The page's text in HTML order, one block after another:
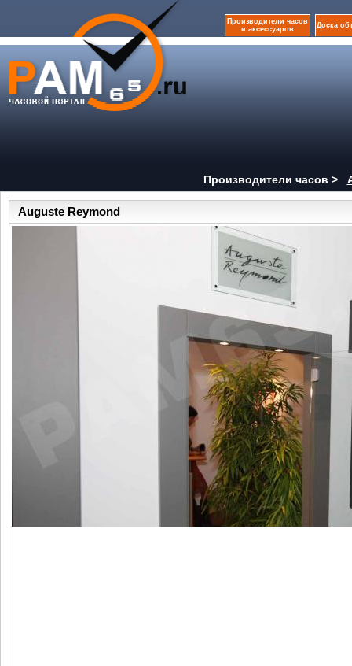
Производители часов
и аксессуаров
Доска
Производители часов >
Auguste Reymond